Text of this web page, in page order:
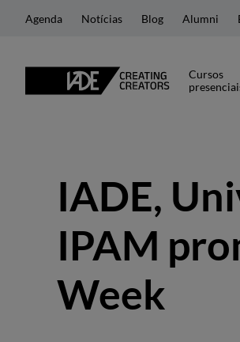
Agenda Notícias Blog Alumni
Cursos
IADE,
IPAM
Week